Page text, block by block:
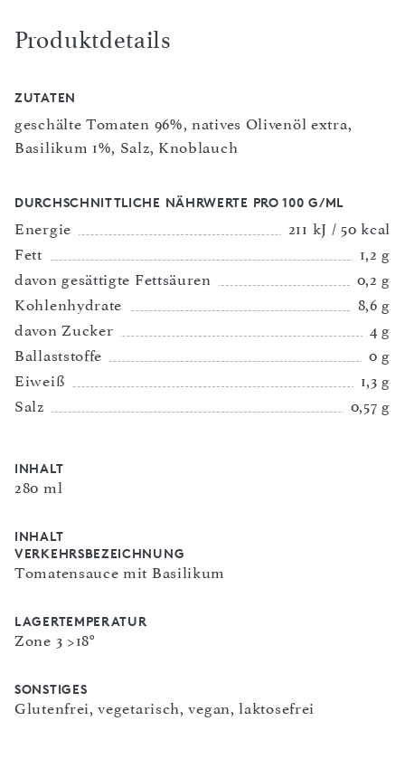
Produktdetails
ZUTATEN
geschälte Tomaten 96%, natives Olivenöl extra,
Basilikum 1%, Salz, Knoblauch
DURCHSCHNITTLICHE NÄHRWERTE PRO 100 G/ML
Energie
211 kJ / 50 kcal
Fett
1,2 g
davon gesättigte Fettsäuren
0,2 g
Kohlenhydrate
8,6 g
davon Zucker
4 g
Ballaststoffe
0 g
Eiweiß
1,3 g
Salz
0,57 g
INHALT
280 ml
INHALT
VERKEHRSBEZEICHNUNG
Tomatensauce mit Basilikum
LAGERTEMPERATUR
Zone 3 >18°
SONSTIGES
Glutenfrei, vegetarisch, vegan, laktosefrei